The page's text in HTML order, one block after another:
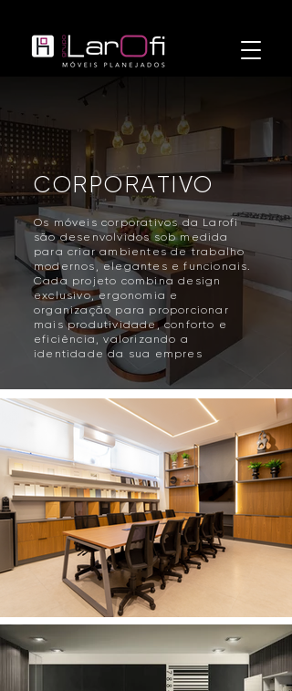
CORPORATIVO
Os móveis corporativos da Larofi
são desenvolvidos sob medida
para criar ambientes de trabalho
modernos, elegantes e funcionais.
Cada projeto combina design
exclusivo, ergonomia e
organização para proporcionar
mais produtividade, conforto e
eficiência, valorizando a
identidade da sua empres